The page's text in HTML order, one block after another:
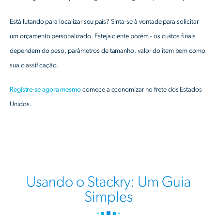
Está lutando para localizar seu país? Sinta-se à vontade para solicitar
um orçamento personalizado. Esteja ciente porém - os custos finais
dependem do peso, parâmetros de tamanho, valor do item bem como
sua classificação.
Registre-se agora mesmocomece a economizar no frete dos Estados
Unidos.
Usando o Stackry: Um Guia
Simples